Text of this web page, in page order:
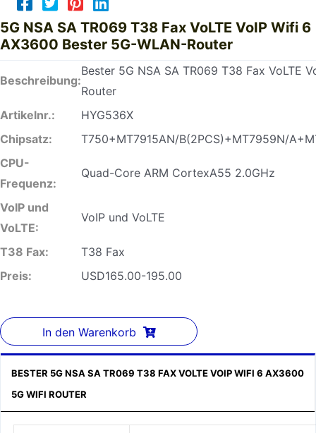
5G NSA SA TR069 T38 Fax VoLTE VoIP Wifi 6
AX3600 Bester 5G-WLAN-Router
Beschreibung:
Bester 5G NSA SA TR069 T38 Fax VoLTE
Router
Artikelnr.:
HYG536X
Chipsatz:
T750+MT7915AN/B(2PCS)+MT7959N/
CPU-
Frequenz:
Quad-Core ARM CortexA55 2.0GHz
VoIP und
VoLTE:
VoIP und VoLTE
T38 Fax:
T38 Fax
Preis:
USD165.00-195.00
In den Warenkorb
BESTER 5G NSA SA TR069 T38 FAX VOLTE VOIP WIFI 6 AX3600
5G WIFI ROUTER